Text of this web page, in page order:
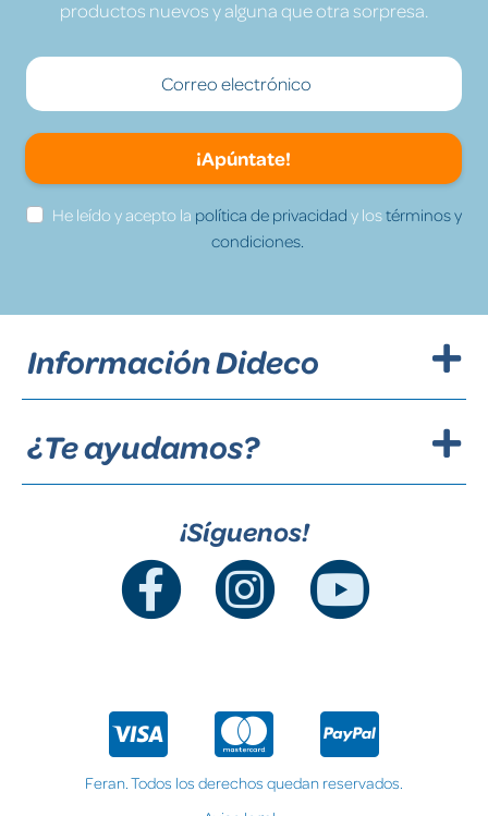
productos nuevos y alguna que otra sorpresa.
¡Apúntate!
He leído y acepto la política de privacidad y lostérminos y
condiciones.
Información Dideco
¿Te ayudamos?
¡Síguenos!
Feran. Todos los derechos quedan reservados.